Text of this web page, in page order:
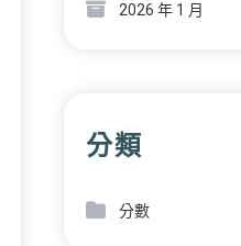
2026 年 1 月
分類
分數